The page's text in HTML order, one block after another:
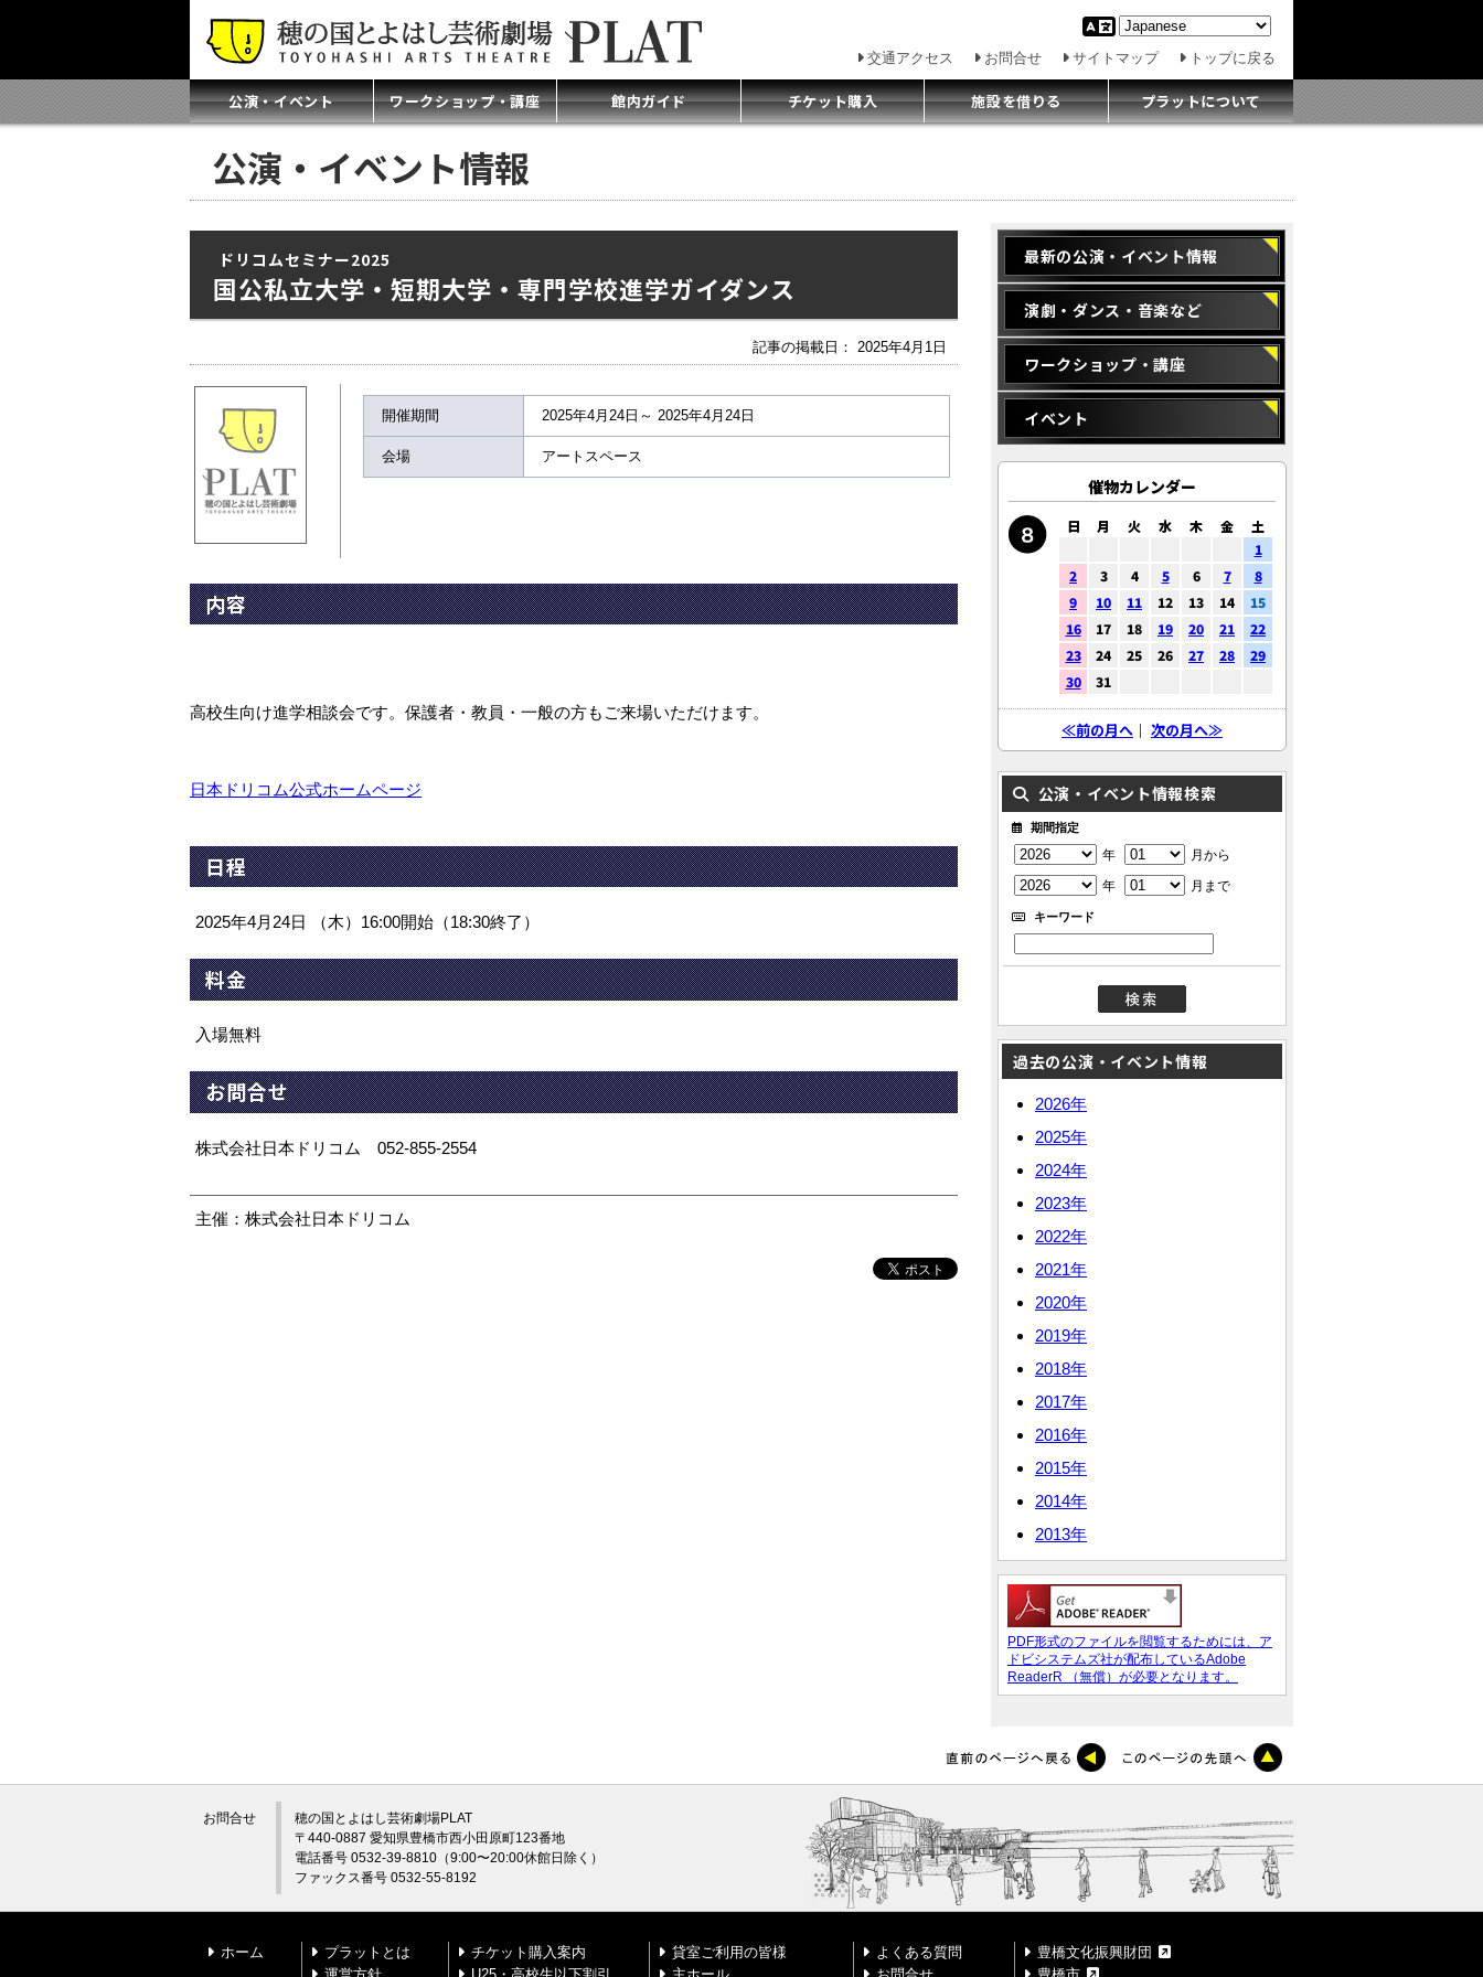
交通アクセス お問合せ サイトマップ トップに戻る
公演・イベント ワークショップ・講座 館内ガイド チケット購入 施設を借りる プラットについて
公演・イベント情報
ドリコムセミナー2025
国公私立大学・短期大学・専門学校進学ガイダンス
記事の掲載日： 2025年4月1日
開催期間 2025年4月24日～ 2025年4月24日
会場 アートスペース
内容
高校生向け進学相談会です。保護者・教員・一般の方もご来場いただけます。
日本ドリコム公式ホームページ
日程
2025年4月24日 （木）16:00開始（18:30終了）
料金
入場無料
お問合せ
株式会社日本ドリコム 052-855-2554
主催：株式会社日本ドリコム
最新の公演・イベント情報
演劇・ダンス・音楽など
ワークショップ・講座
イベント
催物カレンダー
日 月 火 水 木 金
土
1
2
3 4 5 6 7
8
9
10 11 12 13 14
15
16
17 18 19 20 21
22
23
24 25 26 27 28
29
30
31
≪前の月へ ｜ 次の月へ≫
公演・イベント情報検索
期間指定
年
月から
年
月まで
キーワード
過去の公演・イベント情報
2026年
2025年
2024年
2023年
2022年
2021年
2020年
2019年
2018年
2017年
2016年
2015年
2014年
2013年
PDF形式のファイルを閲覧するためには、ア
ドビシステムズ社が配布しているAdobe
ReaderR （無償）が必要となります。
お問合せ
穂の国とよはし芸術劇場PLAT
〒440-0887 愛知県豊橋市西小田原町123番地
電話番号 0532-39-8810（9:00〜20:00休館日除く）
ファックス番号 0532-55-8192
ホーム
プラットとは
チケット購入案内
貸室ご利用の皆様
よくある質問
豊橋文化振興財団